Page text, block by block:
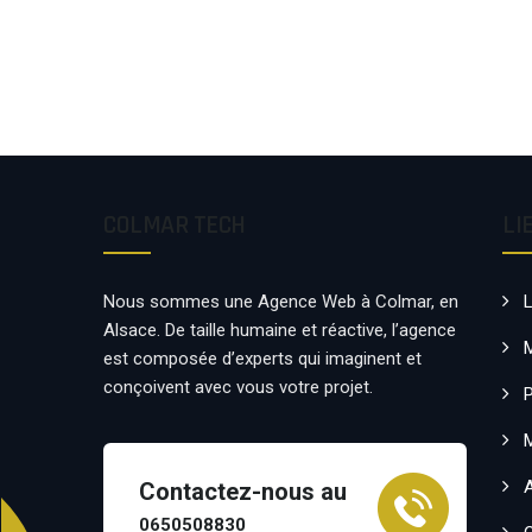
Nous sommes une Agence Web à Colmar, en
Alsace. De taille humaine et réactive, l’agence
est composée d’experts qui imaginent et
conçoivent avec vous votre projet.
Contactez-nous au
0650508830